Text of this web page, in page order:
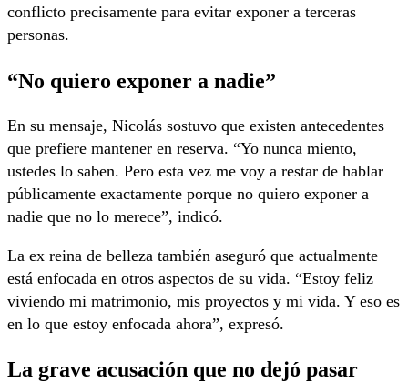
conflicto precisamente para evitar exponer a terceras
personas.
“No quiero exponer a nadie”
En su mensaje, Nicolás sostuvo que existen antecedentes
que prefiere mantener en reserva. “Yo nunca miento,
ustedes lo saben. Pero esta vez me voy a restar de hablar
públicamente exactamente porque no quiero exponer a
nadie que no lo merece”, indicó.
La ex reina de belleza también aseguró que actualmente
está enfocada en otros aspectos de su vida. “Estoy feliz
viviendo mi matrimonio, mis proyectos y mi vida. Y eso es
en lo que estoy enfocada ahora”, expresó.
La grave acusación que no dejó pasar